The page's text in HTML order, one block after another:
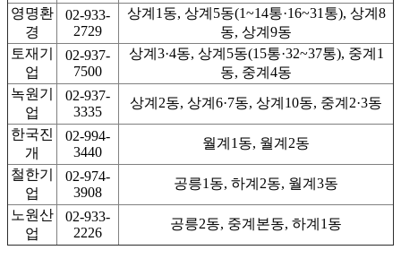
영명환
경
02-933-
2729
상계1동, 상계5동(1~14통·16~31통), 상계8
동, 상계9동
토재기
업
02-937-
7500
상계3·4동, 상계5동(15통·32~37통), 중계1
동, 중계4동
녹원기
업
02-937-
3335
상계2동, 상계6·7동, 상계10동, 중계2·3동
한국진
개
02-994-
3440
월계1동, 월계2동
철한기
업
02-974-
3908
공릉1동, 하계2동, 월계3동
노원산
업
02-933-
2226
공릉2동, 중계본동, 하계1동